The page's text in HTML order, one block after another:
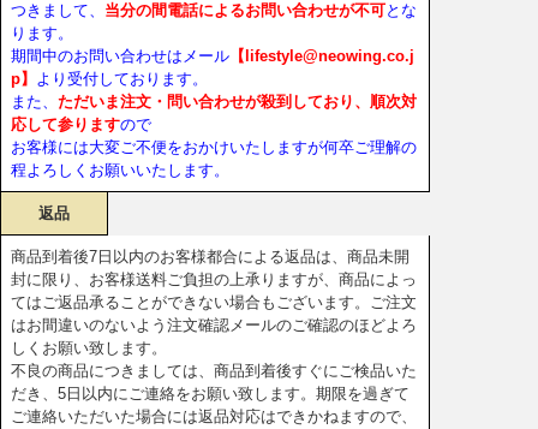
つきまして、 当分の間電話によるお問い合わせが不可とな
ります。
期間中のお問い合わせはメール 【lifestyle@neowing.co.j
p】 より受付しております。
また、 ただいま注文・問い合わせが殺到しており、順次対
応して参りますので
お客様には大変ご不便をおかけいたしますが何卒ご理解の
程よろしくお願いいたします。
返品
商品到着後7日以内のお客様都合による返品は、商品未開
封に限り、お客様送料ご負担の上承りますが、商品によっ
てはご返品承ることができない場合もございます。ご注文
はお間違いのないよう注文確認メールのご確認のほどよろ
しくお願い致します。
不良の商品につきましては、商品到着後すぐにご検品いた
だき、5日以内にご連絡をお願い致します。期限を過ぎて
ご連絡いただいた場合には返品対応はできかねますので、